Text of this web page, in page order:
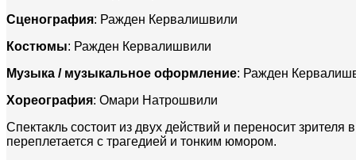
Сценография: Ражден Кервалишвили
Костюмы: Ражден Кервалишвили
Музыка / музыкальное оформление: Ражден
Хореография: Омари Натрошвили
Спектакль состоит из двух действий и переносит
переплетается с трагедией и тонким юмором.